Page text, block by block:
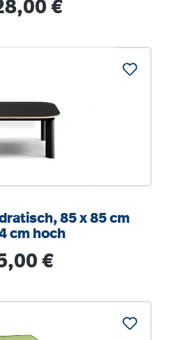
Preis:€
85 x 85 cm
cm hoch
Preis:
€